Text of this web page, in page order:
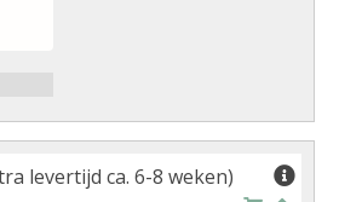
levertijd ca. 6-8 weken)